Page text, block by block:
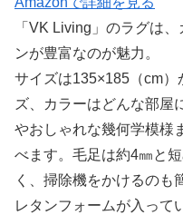
「VK Living」のラグは
ンが豊富なのが魅力。
サイズは135×185（cm）
ズ、カラーはどんな部屋
やおしゃれな幾何学模様
べます。毛足は約4㎜と
く、掃除機をかけるのも
レタンフォームが入って